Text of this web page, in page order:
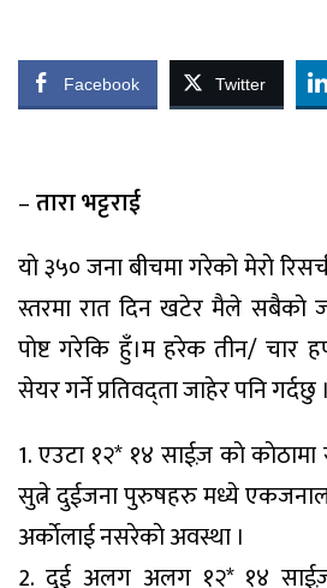
Facebook Twitter
–तारा भट्टराई
याे ३५० जना बीचमा गरेकाे मेराे
स्तरमा रात दिन खटेर मैले सबैकाे
पाेष्ट गरेकि हुँ।म हरेक तीन/ चार
सेयर गर्ने प्रतिवद्ता जाहेर पनि गर्दछु ।
1. एउटा १२* १४ साईज़ काे
सुत्ने दुईजना पुरुषहरु मध्ये
अर्काेलाई नसरेकाे अवस्था ।
2. दुई अलग अलग १२* १४